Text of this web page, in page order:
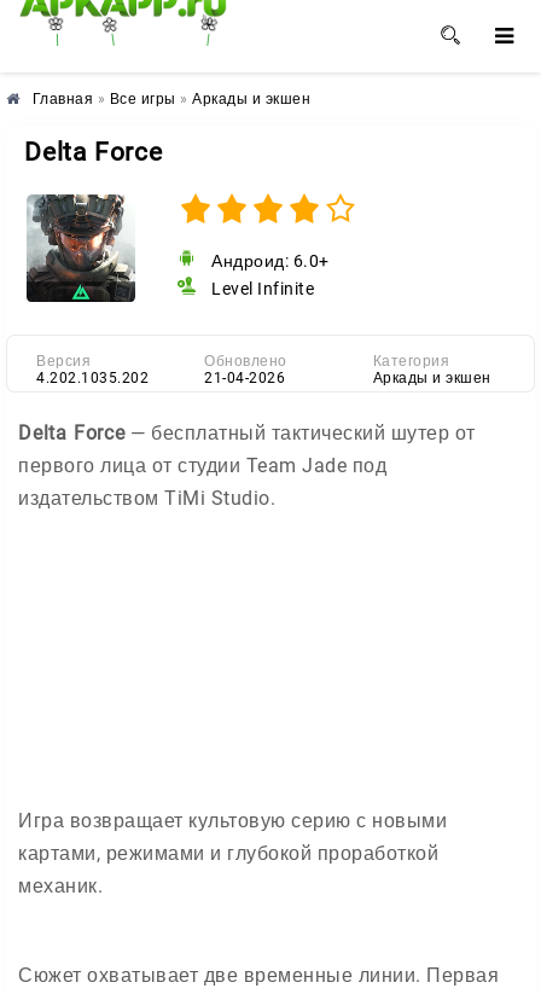
🌸 🌼 🌺
Главная » Все игры » Аркады и экшен
Delta Force
Андроид: 6.0+
Level Infinite
Версия
4.202.1035.202
Обновлено
21-04-2026
Категория
Аркады и экшен
Delta Force— бесплатный тактический шутер от
первого лица от студии Team Jade под
издательством TiMi Studio.
Игра возвращает культовую серию с новыми
картами, режимами и глубокой проработкой
механик.
Сюжет охватывает две временные линии. Первая